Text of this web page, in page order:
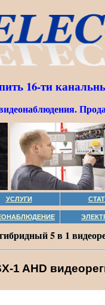
16-ти
УСЛУГИ
5 в 1
1 AHD